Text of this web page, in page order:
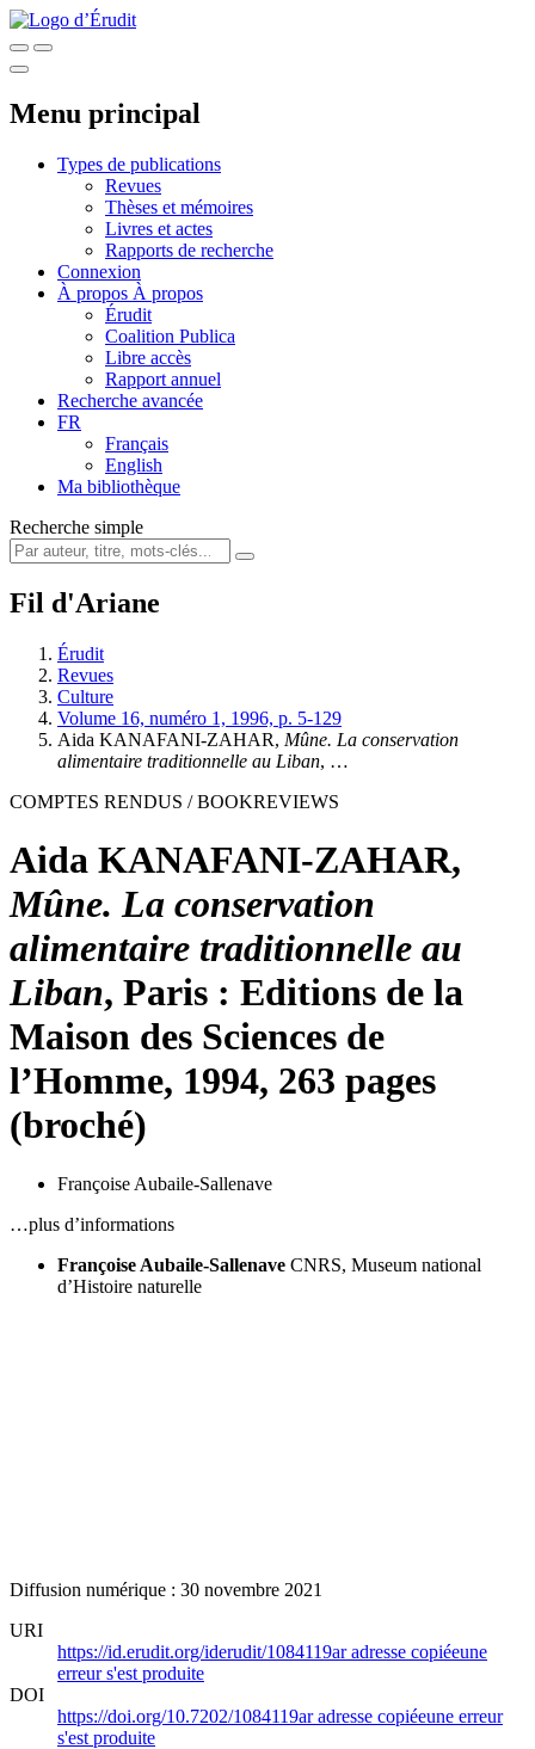
Menu principal
Types de publications
Revues
Thèses et mémoires
Livres et actes
Rapports de recherche
Connexion
À propos À propos
Érudit
Coalition Publica
Libre accès
Rapport annuel
Recherche avancée
FR
Français
English
Ma bibliothèque
Recherche simple
Fil d'Ariane
Érudit
Revues
Culture
Volume 16, numéro 1, 1996, p. 5-129
Aida KANAFANI-ZAHAR, Mûne. La conservation
alimentaire traditionnelle au Liban, …
COMPTES RENDUS / BOOKREVIEWS
Aida KANAFANI-ZAHAR,
Mûne. La conservation
alimentaire traditionnelle au
Liban, Paris : Editions de la
Maison des Sciences de
l’Homme, 1994, 263 pages
(broché)
Françoise Aubaile-Sallenave
…plus d’informations
Françoise Aubaile-Sallenave CNRS, Museum national
d’Histoire naturelle
Diffusion numérique : 30 novembre 2021
URI
https://id.erudit.org/iderudit/1084119aradresse copiéeune
erreur s'est produite
DOI
https://doi.org/10.7202/1084119aradresse copiéeune erreur
s'est produite